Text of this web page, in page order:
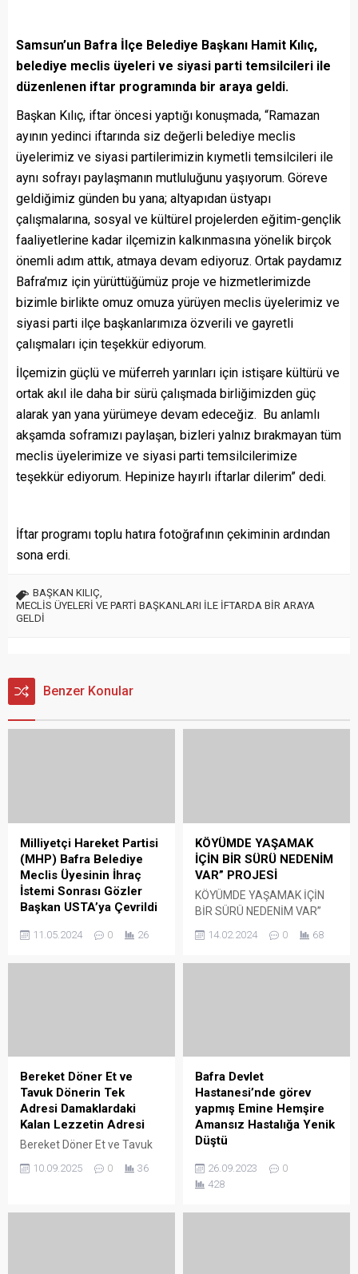
Samsun’un Bafra İlçe Belediye Başkanı Hamit Kılıç,
belediye meclis üyeleri ve siyasi parti temsilcileri ile
düzenlenen iftar programında bir araya geldi.
Başkan Kılıç, iftar öncesi yaptığı konuşmada, “Ramazan
ayının yedinci iftarında siz değerli belediye meclis
üyelerimiz ve siyasi partilerimizin kıymetli temsilcileri ile
aynı sofrayı paylaşmanın mutluluğunu yaşıyorum. Göreve
geldiğimiz günden bu yana; altyapıdan üstyapı
çalışmalarına, sosyal ve kültürel projelerden eğitim-gençlik
faaliyetlerine kadar ilçemizin kalkınmasına yönelik birçok
önemli adım attık, atmaya devam ediyoruz. Ortak paydamız
Bafra’mız için yürüttüğümüz proje ve hizmetlerimizde
bizimle birlikte omuz omuza yürüyen meclis üyelerimiz ve
siyasi parti ilçe başkanlarımıza özverili ve gayretli
çalışmaları için teşekkür ediyorum.
İlçemizin güçlü ve müferreh yarınları için istişare kültürü ve
ortak akıl ile daha bir sürü çalışmada birliğimizden güç
alarak yan yana yürümeye devam edeceğiz. Bu anlamlı
akşamda soframızı paylaşan, bizleri yalnız bırakmayan tüm
meclis üyelerimize ve siyasi parti temsilcilerimize
teşekkür ediyorum. Hepinize hayırlı iftarlar dilerim” dedi.
İftar programı toplu hatıra fotoğrafının çekiminin ardından
sona erdi.
BAŞKAN KILIÇ,
MECLİS ÜYELERİ VE PARTİ BAŞKANLARI İLE İFTARDA BİR ARAYA
GELDİ
Benzer Konular
Milliyetçi Hareket Partisi
(MHP) Bafra Belediye
Meclis Üyesinin İhraç
İstemi Sonrası Gözler
Başkan USTA’ya Çevrildi
(MHP) Bafra Belediye Meclis
kararına uymaması
sebebiyle kesin ihraç
talebiyle disiplin kuruluna
sevk edildi. MHP Bafra
Meclis üyesi Fatih Uncu,
Toplantısı’nda grup...
11.05.2024 0 26
KÖYÜMDE YAŞAMAK
İÇİN BİR SÜRÜ NEDENİM
VAR” PROJESİ
KÖYÜMDE YAŞAMAK İÇİN
BİR SÜRÜ NEDENİM VAR”
varlığının artırılması ve bu
başlayıp 30 Nisan’da sona
eriyor. İlimizde koyun
varlığının artırılması ve bu
konuda faaliyet gösteren
yetiştiricilerin, sürülerinin
büyütülmesini amaçlayan...
14.02.2024 0 68
Bereket Döner Et ve
Tavuk Dönerin Tek
Adresi Damaklardaki
Kalan Lezzetin Adresi
Bereket Döner Et ve Tavuk
Damaklardaki Kalan
10.09.2025 0 36
Bafra Devlet
Hastanesi’nde görev
yapmış Emine Hemşire
Amansız Hastalığa Yenik
Düştü
görev yapmış Emine
Hemşire Amansız Hastalığa
26.09.2023
0
428